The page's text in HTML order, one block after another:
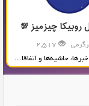
روبیکا چیزمیز 💯
حاشیه‌ها و اتفاقا...